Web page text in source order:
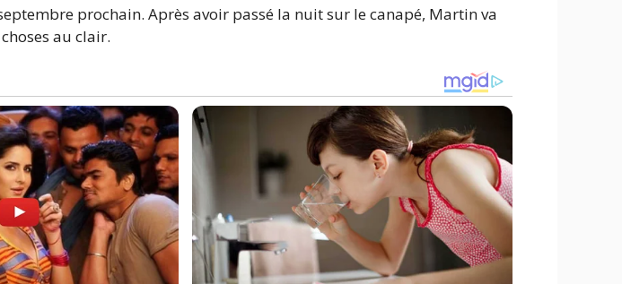
prochain. Après avoir passé la nuit sur le canapé, Martin va
au clair.